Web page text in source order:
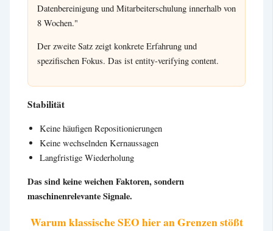
Datenbereinigung und Mitarbeiterschulung innerhalb von
8 Wochen."
Der zweite Satz zeigt konkrete Erfahrung und
spezifischen Fokus. Das ist entity-verifying content.
Stabilität
Keine häufigen Repositionierungen
Keine wechselnden Kernaussagen
Langfristige Wiederholung
Das sind keine weichen Faktoren, sondern
maschinenrelevante Signale.
Warum klassische SEO hier an Grenzen stößt